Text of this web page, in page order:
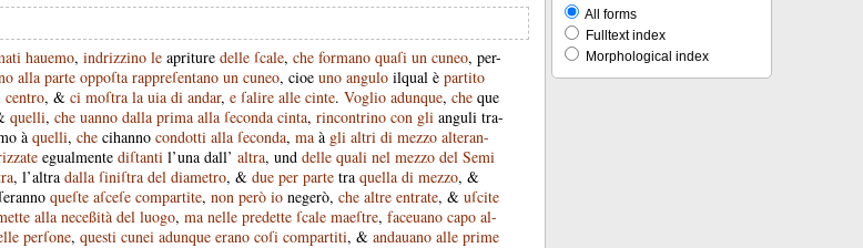
hauemo, indrizzino le apriture delle ſcale, che formano quaſi un cuneo, per-
alla parte oppoſta rappreſentano un cuneo, cioe uno angulo ilqual è partito
centro, & ci moſtra la uia di andar, e ſalire alle cinte. Voglio adunque, che que
quelli, che uanno dalla prima alla ſeconda cinta, rincontrino con gli anguli tra-
à quelli, che cihanno condotti alla ſeconda, ma à gli altri di mezzo alteran-
egualmente diſtanti l’una dall’ altra, und delle quali nel mezzo del Semi
, l’altra dalla ſiniſtra del diametro, & due per parte tra quella di mezzo, &
queſte aſceſe compartite, non però io negerò, che altre entrate, & uſcite
alla neceßità del luogo, ma nelle predette ſcale maeſtre, faceuano capo al-
perſone, questi cunei adunque erano coſi compartiti, & andauano alle prime
All forms
Fulltext index
Morphological index